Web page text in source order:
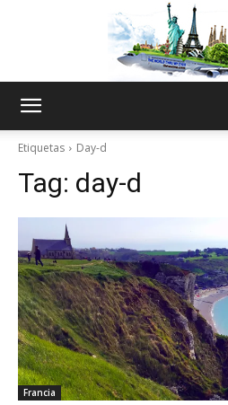
Thru
My
Etiquetas Day-d
Tag: day-d
Francia